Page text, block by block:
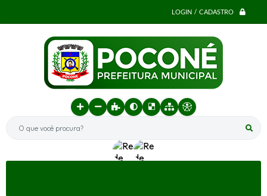
LOGIN / CADASTRO
O que você procura?